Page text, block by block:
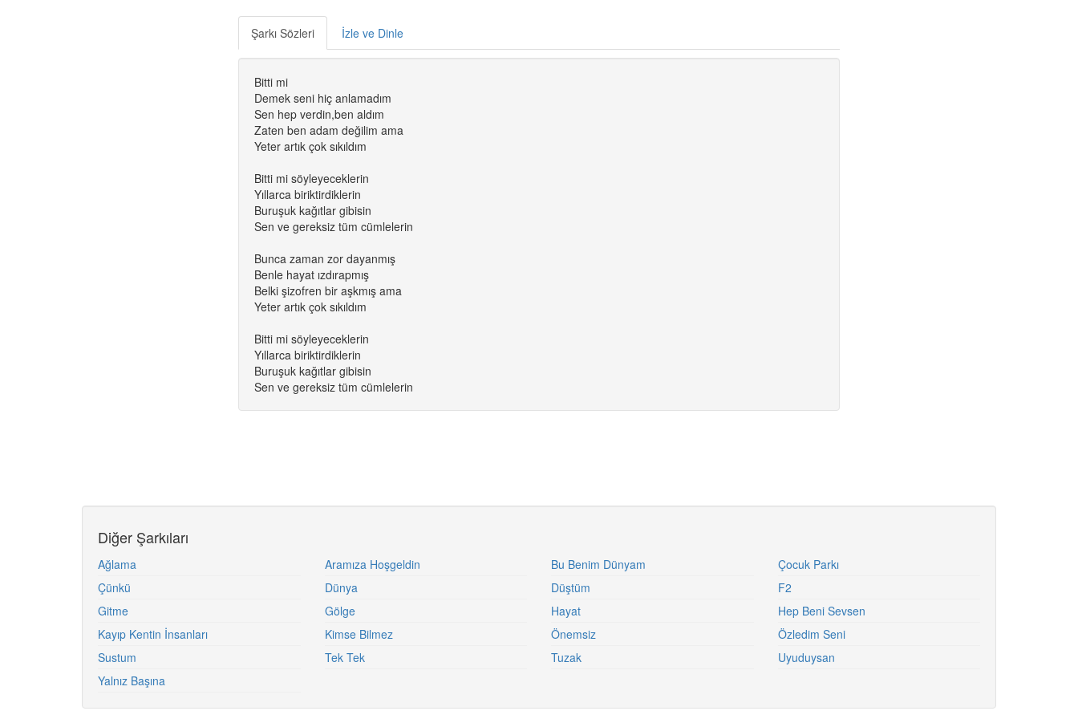
Şarkı Sözleri İzle ve Dinle
Bitti mi
Demek seni hiç anlamadım
Sen hep verdin,ben aldım
Zaten ben adam değilim ama
Yeter artık çok sıkıldım
Bitti mi söyleyeceklerin
Yıllarca biriktirdiklerin
Buruşuk kağıtlar gibisin
Sen ve gereksiz tüm cümlelerin
Bunca zaman zor dayanmış
Benle hayat ızdırapmış
Belki şizofren bir aşkmış ama
Yeter artık çok sıkıldım
Bitti mi söyleyeceklerin
Yıllarca biriktirdiklerin
Buruşuk kağıtlar gibisin
Sen ve gereksiz tüm cümlelerin
Diğer Şarkıları
Ağlama Aramıza Hoşgeldin Bu Benim Dünyam
Çocuk Parkı
Çünkü
Dünya Düştüm
F2
Gitme
Gölge Hayat
Hep Beni Sevsen
Kayıp Kentin İnsanları
Kimse Bilmez Önemsiz
Özledim Seni
Sustum
Tek Tek Tuzak
Uyuduysan
Yalnız Başına